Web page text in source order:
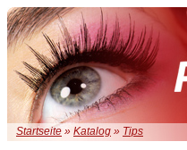
Startseite » Katalog » Tips